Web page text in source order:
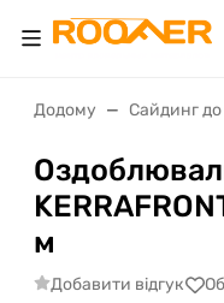
Додому Сайдинг
м
Добавити відгук